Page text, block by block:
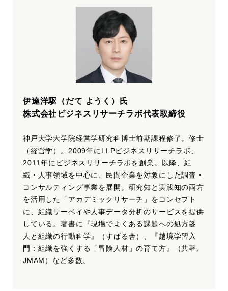
伊達洋駆（だて ようく）氏
株式会社ビジネスリサーチラボ代表取締役
神戸大学大学院経営学研究科博士前期課程修了。修士
（経営学）。2009年にLLPビジネスリサーチラボ、
2011年にビジネスリサーチラボを創業。以降、組
織・人事領域を中心に、民間企業を対象にした調査・
コンサルティング事業を展開。研究知と実践知の両方
を活用した「アカデミックリサーチ」をコンセプト
に、組織サーベイや人事データ分析のサービスを提供
している。著書に『現場でよくある課題への処方箋
人と組織の行動科学』（すばる舎）、『越境学習入
門：組織を強くする「冒険人材」の育て方』（共著、
JMAM）など多数。